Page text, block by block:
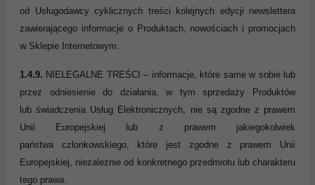
od Usługodawcy cyklicznych treści kolejnych edycji newslettera
zawierającego informacje o Produktach, nowościach i promocjach
w Sklepie Internetowym.
1.4.9. NIELEGALNE TREŚCI– informacje, które same w sobie lub
przez odniesienie do działania, w tym sprzedaży Produktów
lubświadczenia Usług Elektronicznych, nie są zgodne z prawem
Unii Europejskiej lub z prawem jakiegokolwiek
państwa członkowskiego, które jest zgodne z prawem Unii
Europejskiej, niezależnie od konkretnego przedmiotu lub charakteru
tego prawa.